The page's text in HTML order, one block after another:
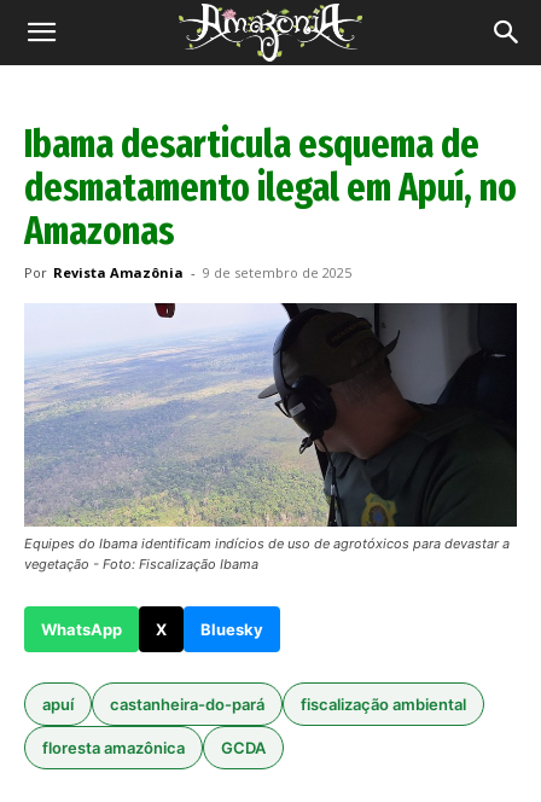
Revista
Ibama desarticula esquema de
desmatamento ilegal em Apuí, no
Amazonas
Por Revista Amazônia - 9 de setembro de 2025
Equipes do Ibama identificam indícios de uso de agrotóxicos para devastar a
vegetação - Foto: Fiscalização Ibama
WhatsApp X Bluesky
apuí castanheira-do-pará fiscalização ambiental
floresta amazônica GCDA